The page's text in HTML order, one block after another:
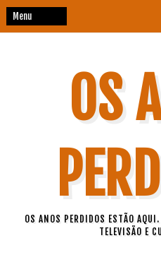
OS
OS ANOS PERDIDOS ESTÃO
TELEVISÃO E